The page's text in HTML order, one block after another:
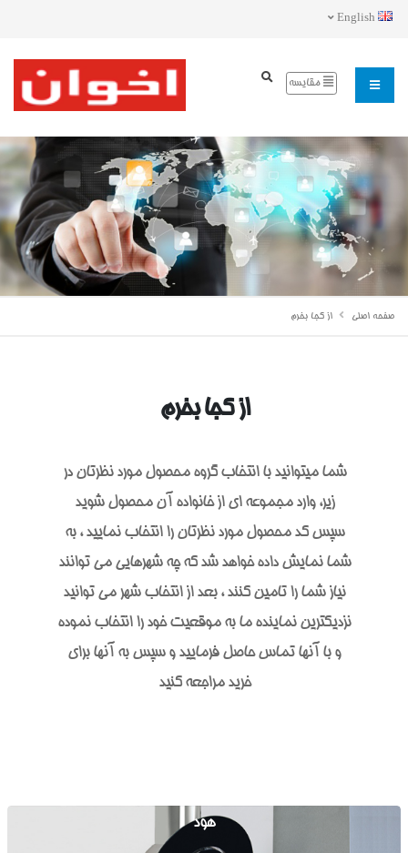
مقایسه
صفحه اصلی از کجا بخرم
از کجا بخرم
شما میتوانید با انتخاب گروه محصول مورد نظرتان در
زیر، وارد مجموعه ای از خانواده آن محصول شوید
سپس کد محصول مورد نظرتان را انتخاب نمایید ، به
شما نمایش داده خواهد شد که چه شهرهایی می توانند
نیاز شما را تامین کنند ، بعد از انتخاب شهر می توانید
نزدیکترین نماینده ما به موقعیت خود را انتخاب نموده
و با آنها تماس حاصل فرمایید و سپس به آنها برای
خرید مراجعه کنید
هود